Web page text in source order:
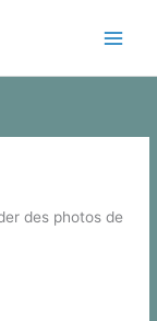
des photos de